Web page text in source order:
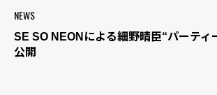
NEWS
SE SO NEONによる細野晴臣“パーティ
公開